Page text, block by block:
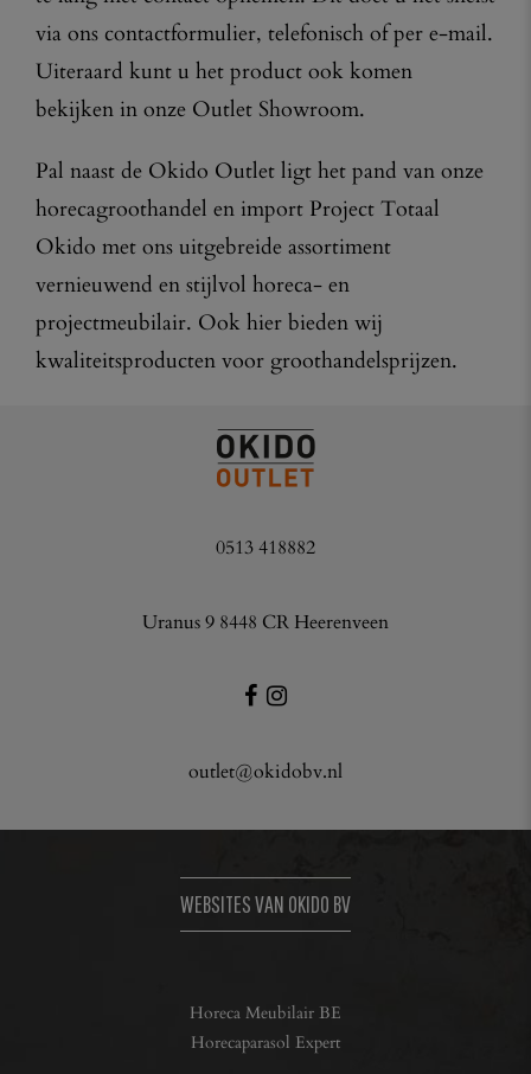
via ons contactformulier, telefonisch of per e-mail.
Uiteraard kunt u het product ook komen
bekijken in onze Outlet Showroom.
Pal naast de Okido Outlet ligt het pand van onze
horecagroothandel en import Project Totaal
Okido met ons uitgebreide assortiment
vernieuwend en stijlvol horeca- en
projectmeubilair. Ook hier bieden wij
kwaliteitsproducten voor groothandelsprijzen.
0513 418882
Uranus 9 8448 CR Heerenveen
outlet@okidobv.nl
WEBSITES VAN OKIDO BV
Horeca Meubilair BE
Horecaparasol Expert